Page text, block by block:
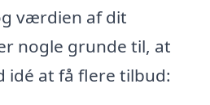
værdien af dit
nogle grunde til, at
idé at få flere tilbud: